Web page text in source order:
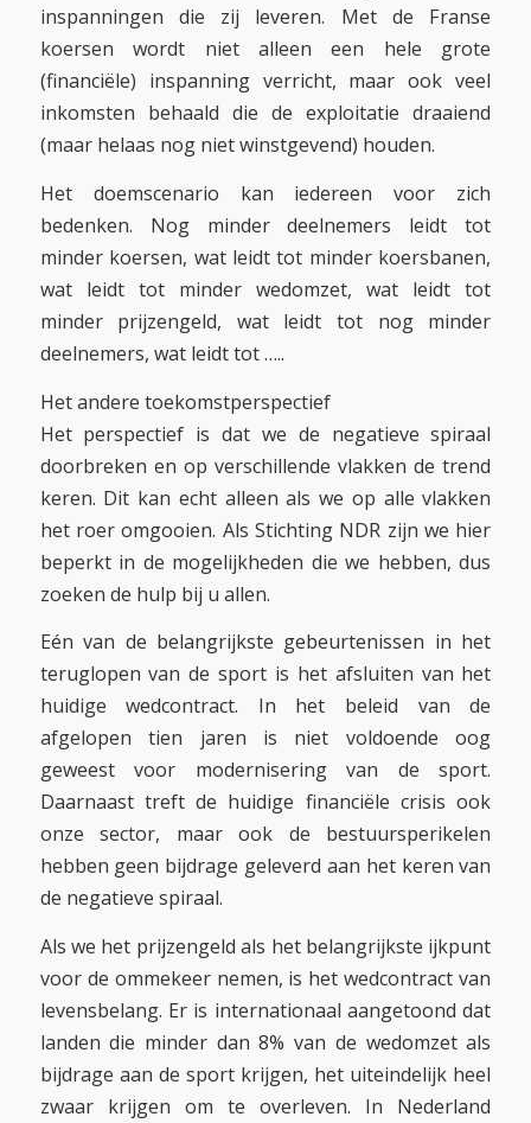
inspanningen die zij leveren. Met de Franse
koersen wordt niet alleen een hele grote
(financiële) inspanning verricht, maar ook veel
inkomsten behaald die de exploitatie draaiend
(maar helaas nog niet winstgevend) houden.
Het doemscenario kan iedereen voor zich
bedenken. Nog minder deelnemers leidt tot
minder koersen, wat leidt tot minder koersbanen,
wat leidt tot minder wedomzet, wat leidt tot
minder prijzengeld, wat leidt tot nog minder
deelnemers, wat leidt tot …..
Het andere toekomstperspectief
Het perspectief is dat we de negatieve spiraal
doorbreken en op verschillende vlakken de trend
keren. Dit kan echt alleen als we op alle vlakken
het roer omgooien. Als Stichting NDR zijn we hier
beperkt in de mogelijkheden die we hebben, dus
zoeken de hulp bij u allen.
Eén van de belangrijkste gebeurtenissen in het
teruglopen van de sport is het afsluiten van het
huidige wedcontract. In het beleid van de
afgelopen tien jaren is niet voldoende oog
geweest voor modernisering van de sport.
Daarnaast treft de huidige financiële crisis ook
onze sector, maar ook de bestuursperikelen
hebben geen bijdrage geleverd aan het keren van
de negatieve spiraal.
Als we het prijzengeld als het belangrijkste ijkpunt
voor de ommekeer nemen, is het wedcontract van
levensbelang. Er is internationaal aangetoond dat
landen die minder dan 8% van de wedomzet als
bijdrage aan de sport krijgen, het uiteindelijk heel
zwaar krijgen om te overleven. In Nederland